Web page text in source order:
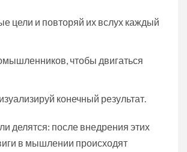
цели и повторяй их вслух каждый
чтобы двигаться
конечный результат.
делятся: после внедрения этих
в мышлении происходят